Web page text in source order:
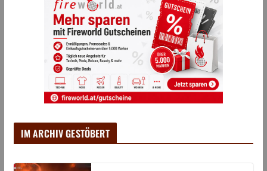
IM ARCHIV GESTÖBERT